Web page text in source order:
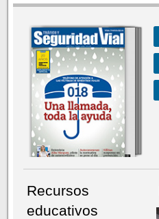
Recursos
educativos